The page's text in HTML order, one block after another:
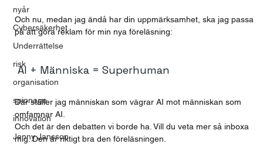
nyår
Cybersäkerhet
Underrättelse
risk
organisation
spionage
innovation
Jenny Jansson
Och nu, medan jag ändå har din uppmärksamhet, ska jag passa
på att göra reklam för min nya föreläsning:
AI + Människa = Superhuman
Där ställer jag människan som vägrar AI mot människan som
omfamnar AI.
Och det är den debatten vi borde ha. Vill du veta mer så inboxa
mig. Den är riktigt bra den föreläsningen.